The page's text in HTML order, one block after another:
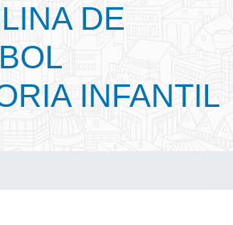
DE
INFANTIL